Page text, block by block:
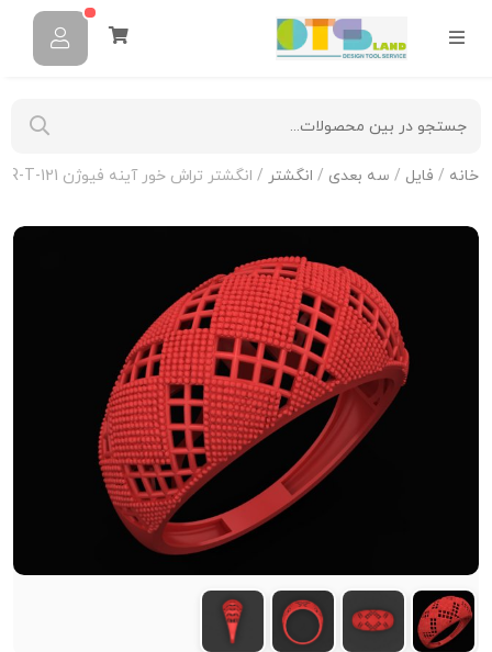
خانه / فایل / سه بعدی / انگشتر / انگشتر تراش خور آینه فیوژن R-T-121